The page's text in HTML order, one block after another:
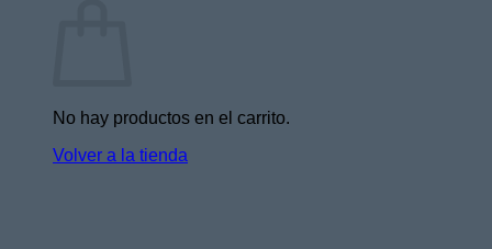
No hay productos en el carrito.
Volver a la tienda